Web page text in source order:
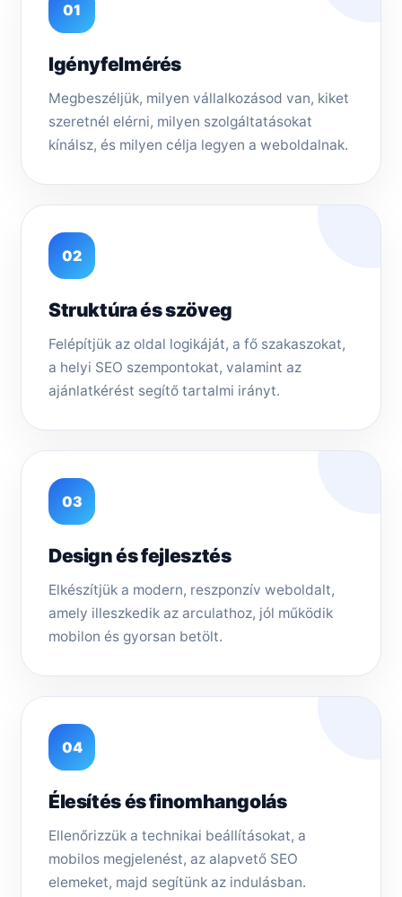
01
Igényfelmérés
Megbeszéljük, milyen vállalkozásod van, kiket
szeretnél elérni, milyen szolgáltatásokat
kínálsz, és milyen célja legyen a weboldalnak.
02
Struktúra és szöveg
Felépítjük az oldal logikáját, a fő szakaszokat,
a helyi SEO szempontokat, valamint az
ajánlatkérést segítő tartalmi irányt.
03
Design és fejlesztés
Elkészítjük a modern, reszponzív weboldalt,
amely illeszkedik az arculathoz, jól működik
mobilon és gyorsan betölt.
04
Élesítés és finomhangolás
Ellenőrizzük a technikai beállításokat, a
mobilos megjelenést, az alapvető SEO
elemeket, majd segítünk az indulásban.